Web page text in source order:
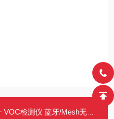
蓝牙/Mesh无线 防水IP67 便携手持PGM7360